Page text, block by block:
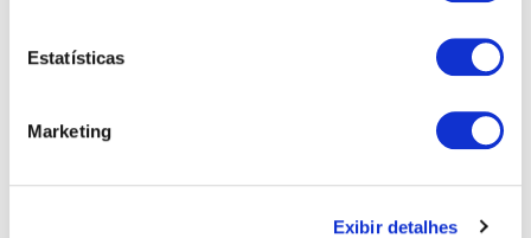
Estatísticas
Marketing
Exibir detalhes